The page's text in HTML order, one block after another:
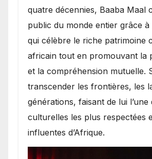
quatre décennies, Baaba Maal
public du monde entier grâce
qui célèbre le riche patrimoine
africain tout en promouvant la
et la compréhension mutuelle.
transcender les frontières, les
générations, faisant de lui l’une
culturelles les plus respectées
influentes d’Afrique.